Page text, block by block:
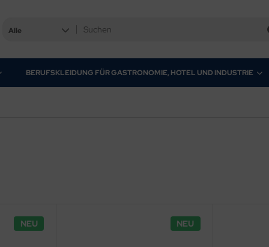
Alle
BERUFSKLEIDUNG FÜR GASTRONOMIE, HOTEL UND INDUSTRIE
NEU NEU